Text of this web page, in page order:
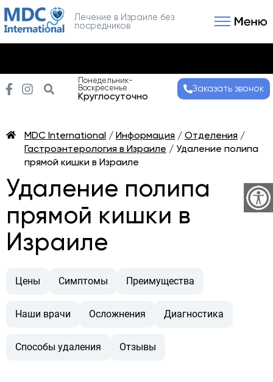
Лечение в Израиле без
посредников
Понедельник-
Воскресенье
Круглосуточно
Заказать звонок
MDC International / Информация / Отделения /
Гастроэнтерология в Израиле / Удаление полипа
прямой кишки в Израиле
Удаление полипа
прямой кишки в
Израиле
Цены Симптомы Преимущества
Наши врачи Осложнения Диагностика
Способы удаления Отзывы